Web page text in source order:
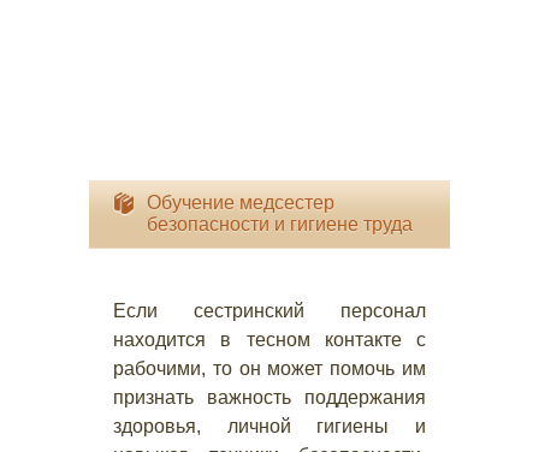
Обучение медсестер
безопасности и гигиене труда
Если сестринский персонал
находится в тесном контакте с
рабочими, то он может помочь им
признать важность поддержания
здоровья, личной гигиены и